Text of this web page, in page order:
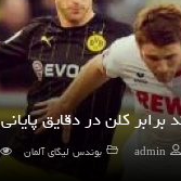
کلن در دقایق پایانی
admin بوندس لیگای آلمان